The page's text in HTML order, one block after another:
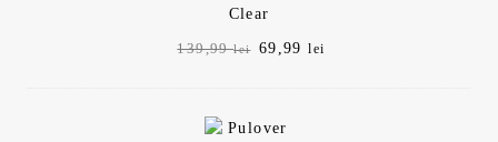
Clear
139,99lei
Prețul
69,99lei